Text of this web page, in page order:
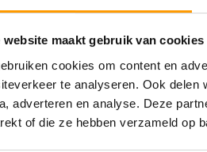
website maakt gebruik van cookies
cookies om content en
te analyseren. Ook
adverteren en analyse. Deze
of die ze hebben verzameld op
3006628